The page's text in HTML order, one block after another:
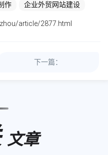
作 企业外贸网站建设
article/2877.html
下一篇：
文章